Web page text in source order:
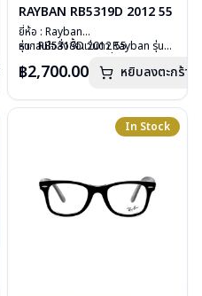
RAYBAN RB5319D 2012 55
ยี่ห้อ : Rayban
รุ่น : RB5319D 2012 55
เลนส์ : Demo lens
น้ำหนัก : 24 กรัม
อุปกรณ์ : กล่องแว่น, ผ้าเช็ดแว่น, คู่มือ
การรับประกัน : 2 ปี (ประกันศูนย์
หากสนใจสั่งชื้อแว่นตา Rayban รุ่นอื่น
ติดต่อเราคลิก
฿2,700.00 หยิบลงตะกร้า
In Stock